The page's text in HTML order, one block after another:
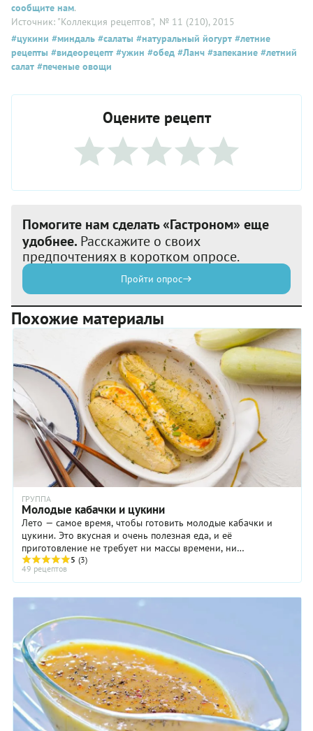
сообщите нам.
Источник: "Коллекция рецептов", № 11 (210), 2015
#цукини #миндаль #салаты #натуральный йогурт #летние
рецепты #видеорецепт #ужин #обед #Ланч #запекание #летний
салат #печеные овощи
Оцените рецепт
Помогите нам сделать «Гастроном» еще
удобнее. Расскажите о своих
предпочтениях в коротком опросе.
Пройти опрос
Похожие материалы
ГРУППА
Молодые кабачки и цукини
Лето — самое время, чтобы готовить молодые кабачки и
цукини. Это вкусная и очень полезная еда, и её
приготовление не требует ни массы времени, ни
5 (3)
49 рецептов